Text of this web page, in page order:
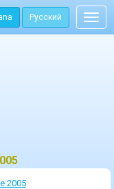
Русский
2005